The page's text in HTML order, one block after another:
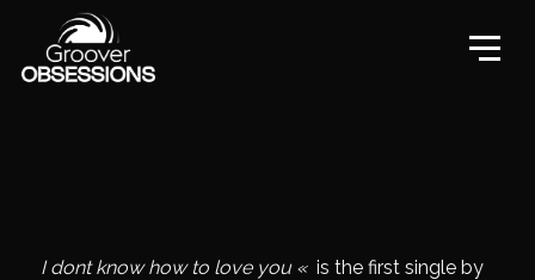
I dont know how to love you « is the first single by